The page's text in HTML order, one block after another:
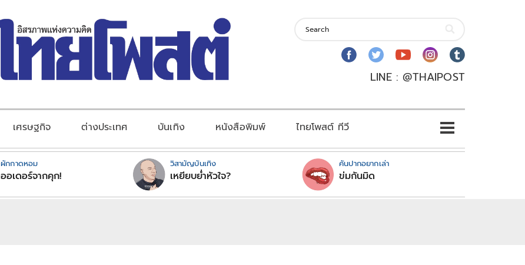
LINE : @THAIPOST
เศรษฐกิจ ต่างประเทศ บันเทิง หนังสือพิมพ์ ไทยโพสต์ ทีวี
ผักกาดหอม
ออเดอร์จากคุก!
วิสามัญบันเทิง
เหยียบย่ำหัวใจ?
คันปากอยากเล่า
ข่มกันมิด